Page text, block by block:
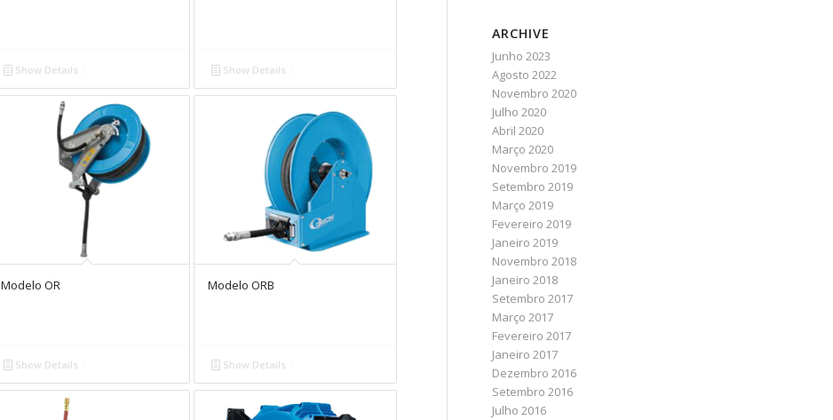
Show Details Show Details
Modelo OR
Show Details
Modelo ORB
Show Details
ARCHIVE
Junho 2023
Agosto 2022
Novembro 2020
Julho 2020
Abril 2020
Março 2020
Novembro 2019
Setembro 2019
Março 2019
Fevereiro 2019
Janeiro 2019
Novembro 2018
Janeiro 2018
Setembro 2017
Março 2017
Fevereiro 2017
Janeiro 2017
Dezembro 2016
Setembro 2016
Julho 2016